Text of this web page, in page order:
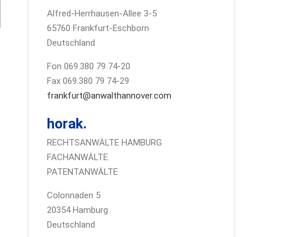
Alfred-Herrhausen-Allee 3-5
65760 Frankfurt-Eschborn
Deutschland
Fon 069.380 79 74-20
Fax 069.380 79 74-29
frankfurt@anwalthannover.com
horak.
RECHTSANWÄLTE HAMBURG
FACHANWÄLTE
PATENTANWÄLTE
Colonnaden 5
20354 Hamburg
Deutschland